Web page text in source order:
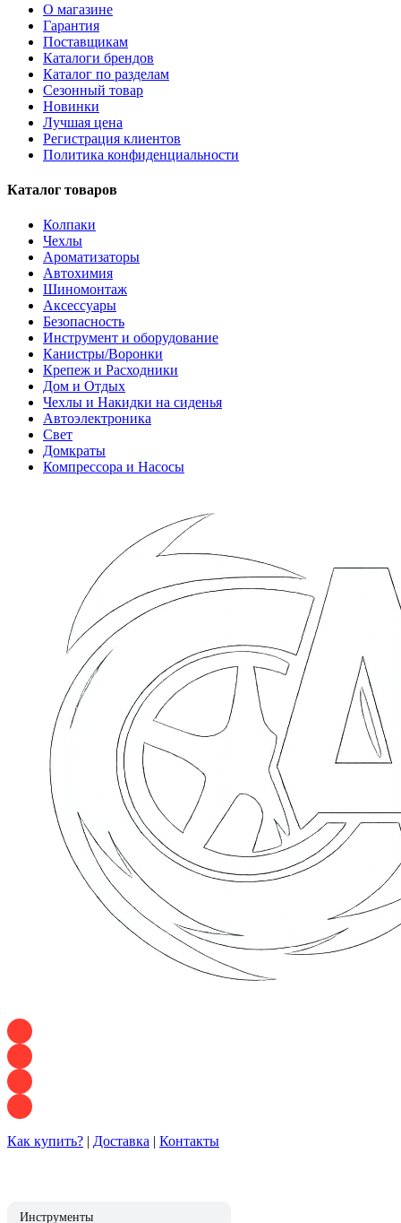
О магазине
Гарантия
Поставщикам
Каталоги брендов
Каталог по разделам
Сезонный товар
Новинки
Лучшая цена
Регистрация клиентов
Политика конфиденциальности
Каталог товаров
Колпаки
Чехлы
Ароматизаторы
Автохимия
Шиномонтаж
Аксессуары
Безопасность
Инструмент и оборудование
Канистры/Воронки
Крепеж и Расходники
Дом и Отдых
Чехлы и Накидки на сиденья
Автоэлектроника
Свет
Домкраты
Компрессора и Насосы
Как купить? | Доставка | Контакты
Инструменты